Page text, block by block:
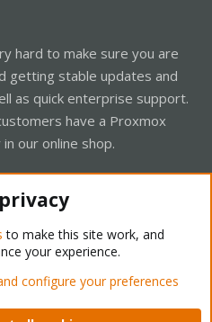
hard to make sure you are
getting stable updates and
as quick enterprise support.
have a Proxmox
our online shop.
Forum - Light Mode
policy Help Home
to make this site work, and
your experience.
configure your preferences